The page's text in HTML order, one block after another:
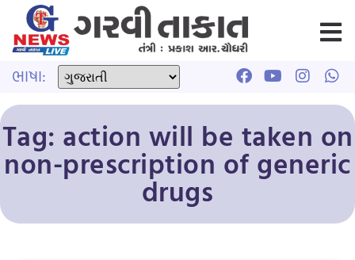
ભાષા:
Tag: action will be taken on
non-prescription of generic
drugs